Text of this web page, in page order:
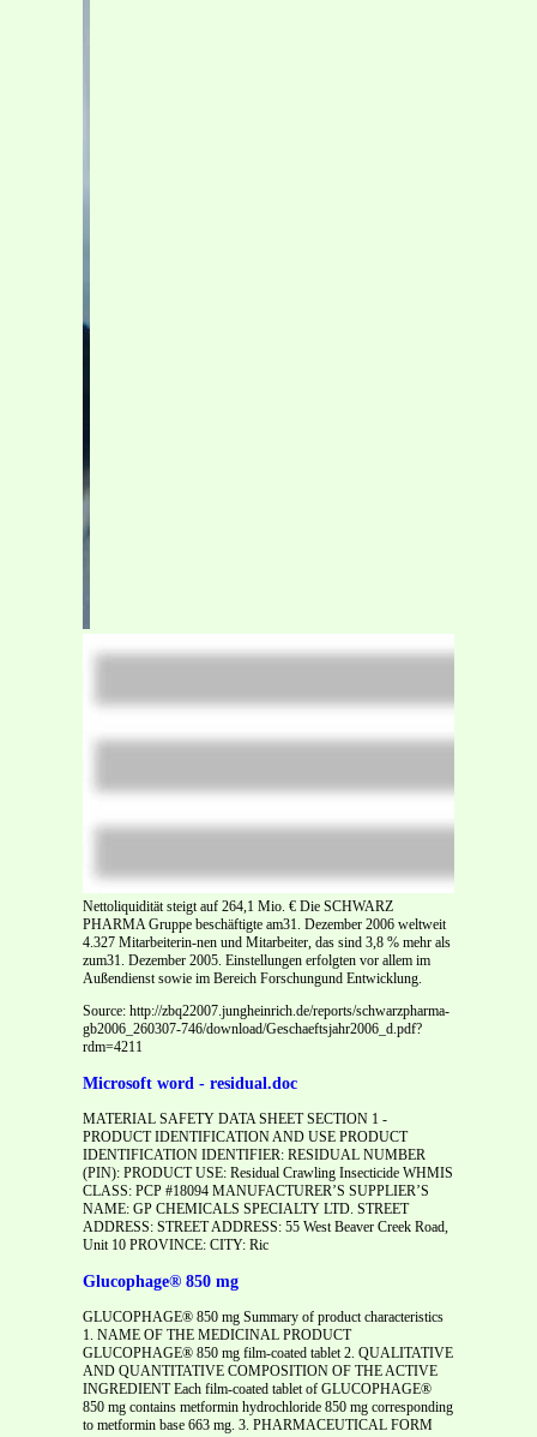
Nettoliquidität steigt auf 264,1 Mio. € Die SCHWARZ
PHARMA Gruppe beschäftigte am31. Dezember 2006 weltweit
4.327 Mitarbeiterin-nen und Mitarbeiter, das sind 3,8 % mehr als
zum31. Dezember 2005. Einstellungen erfolgten vor allem im
Außendienst sowie im Bereich Forschungund Entwicklung.
Source: http://zbq22007.jungheinrich.de/reports/schwarzpharma-
gb2006_260307-746/download/Geschaeftsjahr2006_d.pdf?
rdm=4211
Microsoft word - residual.doc
MATERIAL SAFETY DATA SHEET SECTION 1 -
PRODUCT IDENTIFICATION AND USE PRODUCT
IDENTIFICATION IDENTIFIER: RESIDUAL NUMBER
(PIN): PRODUCT USE: Residual Crawling Insecticide WHMIS
CLASS: PCP #18094 MANUFACTURER’S SUPPLIER’S
NAME: GP CHEMICALS SPECIALTY LTD. STREET
ADDRESS: STREET ADDRESS: 55 West Beaver Creek Road,
Unit 10 PROVINCE: CITY: Ric
Glucophage® 850 mg
GLUCOPHAGE® 850 mg Summary of product characteristics
1. NAME OF THE MEDICINAL PRODUCT
GLUCOPHAGE® 850 mg film-coated tablet 2. QUALITATIVE
AND QUANTITATIVE COMPOSITION OF THE ACTIVE
INGREDIENT Each film-coated tablet of GLUCOPHAGE®
850 mg contains metformin hydrochloride 850 mg corresponding
to metformin base 663 mg. 3. PHARMACEUTICAL FORM